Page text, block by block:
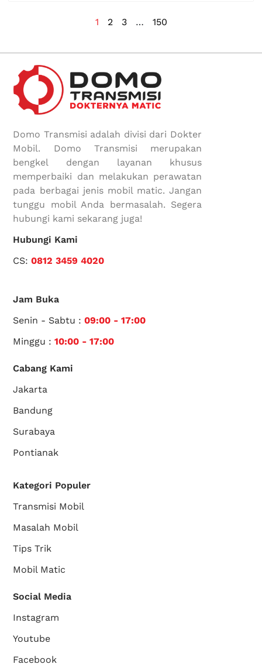
1 2 3 … 150
Domo Transmisi adalah divisi dari Dokter
Mobil. Domo Transmisi merupakan
bengkel dengan layanan khusus
memperbaiki dan melakukan perawatan
pada berbagai jenis mobil matic. Jangan
tunggu mobil Anda bermasalah. Segera
hubungi kami sekarang juga!
Hubungi Kami
CS:0812 3459 4020
Jam Buka
Senin - Sabtu :09:00 - 17:00
Minggu :10:00 - 17:00
Cabang Kami
Jakarta
Bandung
Surabaya
Pontianak
Kategori Populer
Transmisi Mobil
Masalah Mobil
Tips Trik
Mobil Matic
Social Media
Instagram
Youtube
Facebook